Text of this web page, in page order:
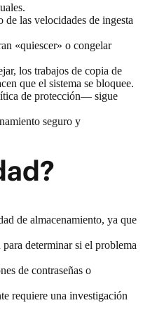
las velocidades de ingesta
«quiescer» o congelar
los trabajos de copia de
que el sistema se bloquee.
de protección— sigue
seguro y
de almacenamiento, ya que
determinar si el problema
de contraseñas o
requiere una investigación